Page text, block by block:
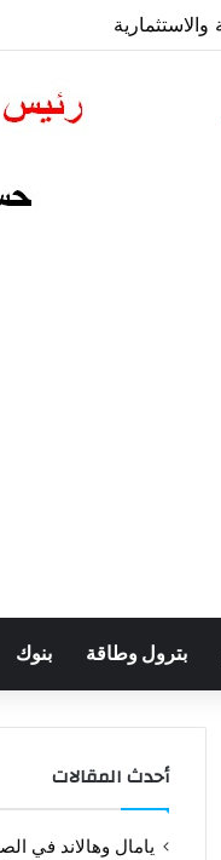
بترول وطاقة بنوك
أحدث المقالات
يامال وهالاند في